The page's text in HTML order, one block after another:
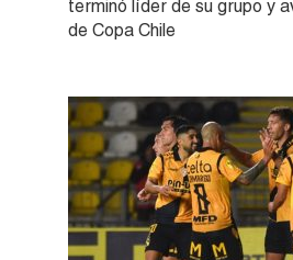
terminó líder de su grupo y
de Copa Chile